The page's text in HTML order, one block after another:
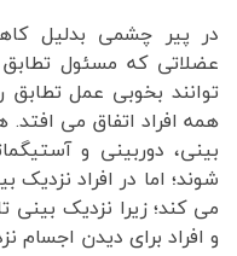
در پیر چشمی بدلیل
عضلاتی که مسئول
توانند بخوبی عمل تطابق
همه افراد اتفاق می افتد.
بینی، دوربینی و
شوند؛ اما در افراد
می کند؛ زیرا نزدیک بینی
و افراد برای دیدن اجسام